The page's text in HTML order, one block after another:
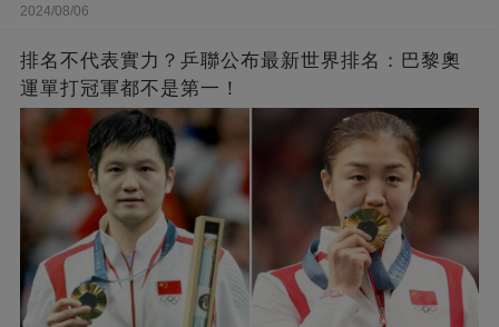
2024/08/06
排名不代表實力？乒聯公布最新世界排名：巴黎奧
運單打冠軍都不是第一！